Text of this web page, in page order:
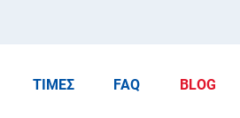
ΤΙΜΈΣ FAQ BLOG